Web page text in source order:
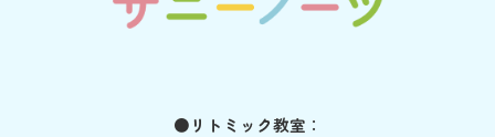
●リトミック教室 ：